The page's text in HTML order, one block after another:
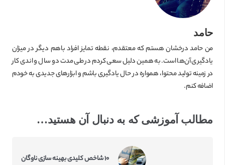
حامد
من حامد درخشان هستم که معتقدم، نقطه تمایز افراد باهم دیگر در میزان
یادگیری آن‌ها است. به همین دلیل سعی کردم در طی مدت دو سال و اندی کار
در زمینه تولید محتوا، همواره در حال یادگیری باشم و ابزارهای جدیدی به خودم
اضافه کنم.
مطالب آموزشی که به دنبال آن هستید…
۱۰ شاخص کلیدی بهینه سازی ناوگان